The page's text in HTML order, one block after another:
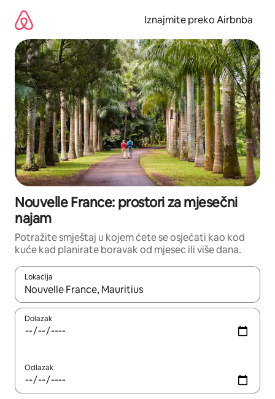
sadržaj
Iznajmite preko Airbnba
Nouvelle France: prostori za mjesečni
najam
Potražite smještaj u kojem ćete se osjećati kao kod
kuće kad planirate boravak od mjesec ili više dana.
Lokacija
Kada budu dostupni rezultati, moći ćete ih pregledati
Dolazak
Odlazak